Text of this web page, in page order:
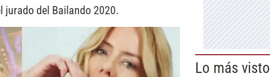
jurado del Bailando 2020.
Lo más visto